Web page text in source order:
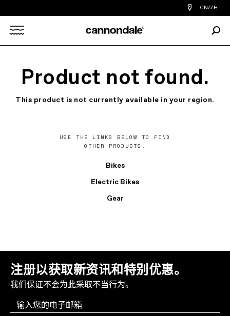
查
找
的
车
店
CN/ZH
Product not found.
This product is not currently available in your region.
USE THE LINKS BELOW TO FIND
OTHER PRODUCTS.
Bikes
Electric Bikes
Gear
注册以获取新资讯和特别优惠。
我们保证不会为此采取不当行为。
Email